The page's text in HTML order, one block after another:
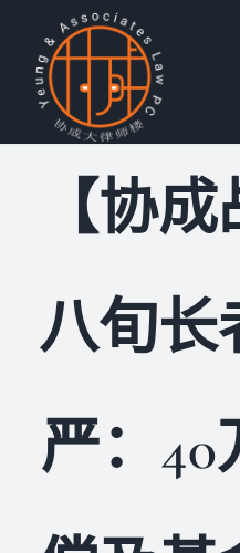
content
案件简介
常见问题
【协
八旬长
严：